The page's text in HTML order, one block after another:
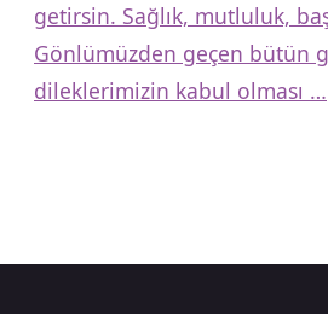
getirsin. Sağlık, mutluluk,
Gönlümüzden geçen bütün
dileklerimizin kabul olması …